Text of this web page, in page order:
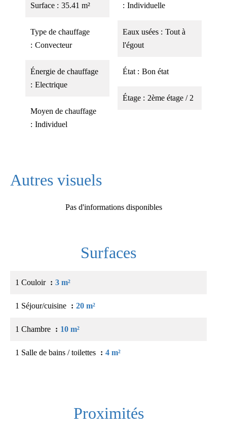
Surface 35.41 m²
Type de chauffage
Convecteur
Énergie de chauffage
Electrique
Moyen de chauffage
Individuel
Individuelle
Eaux usées
Tout à
l'égout
État Bon état
Étage 2ème étage / 2
Autres visuels
Pas d'informations disponibles
Surfaces
1 Couloir 3 m²
1 Séjour/cuisine 20 m²
1 Chambre 10 m²
1 Salle de bains / toilettes 4 m²
Proximités